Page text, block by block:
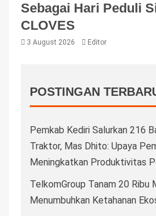
Sebagai Hari Peduli
CLOVES
3 August 2026 Editor
POSTINGAN
Pemkab Kediri Salurkan 216
Traktor, Mas Dhito: Upaya
Meningkatkan Produktivitas
TelkomGroup Tanam 20 Ribu
Menumbuhkan Ketahanan